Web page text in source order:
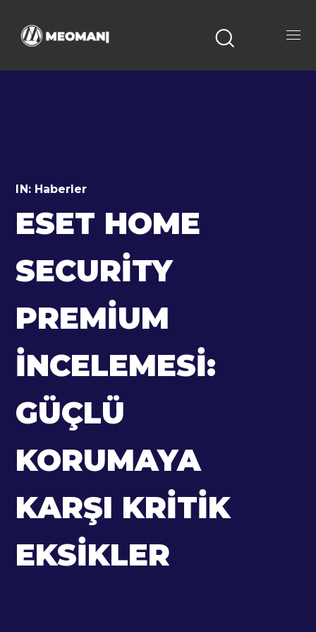
IN: Haberler
ESET HOME
SECURITY
PREMIUM
İNCELEMESI:
GÜÇLÜ
KORUMAYA
KARŞI KRITIK
EKSIKLER